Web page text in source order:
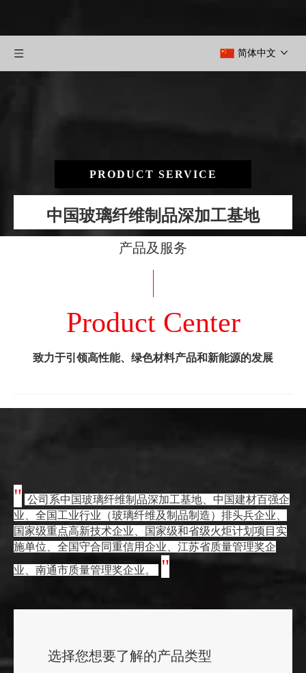
简体中文
PRODUCT SERVICE
中国玻璃纤维制品深加工基地
产品及服务
Product Center
致力于引领高性能、绿色材料产品和新能源的发展
" 公司系中国玻璃纤维制品深加工基地、中国建材百强企
业、全国工业行业（玻璃纤维及制品制造）排头兵企业、
国家级重点高新技术企业、国家级和省级火炬计划项目实
施单位、全国守合同重信用企业、江苏省质量管理奖企
业、南通市质量管理奖企业。
"
选择您想要了解的产品类型